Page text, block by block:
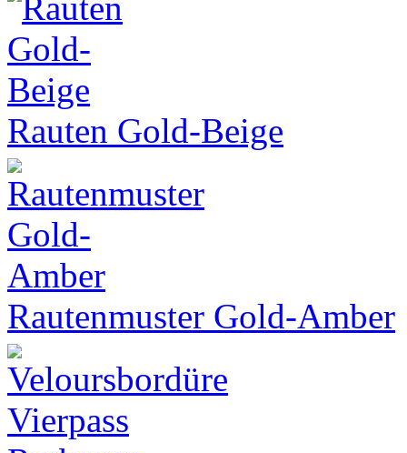
Rauten Gold-Beige
Rautenmuster Gold-Amber